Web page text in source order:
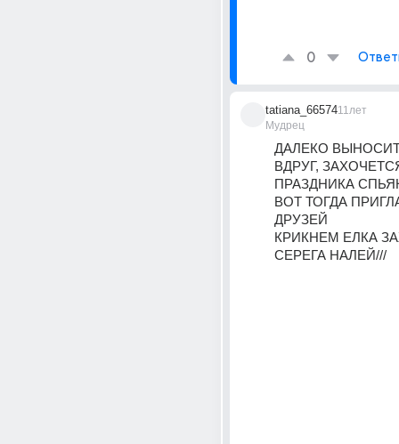
0
tatiana_66574
Мудрец
11лет
ДАЛЕКО
ВДРУГ,
ПРАЗДНИКА
ВОТ ТОГДА
ДРУЗЕЙ
КРИКНЕМ ЕЛКА
СЕРЕГА НАЛЕЙ///